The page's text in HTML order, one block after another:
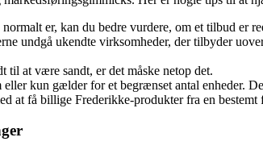
er, kan du bedre vurdere, om et tilbud er
undgå ukendte virksomheder, der tilbyder
til at være sandt, er det måske netop det.
kun gælder for et begrænset antal enheder.
at få billige Frederikke-produkter fra en